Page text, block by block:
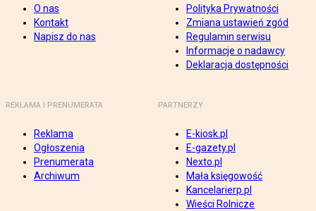
O nas
Kontakt
Napisz do nas
Polityka Prywatności
Zmiana ustawień zgód
Regulamin serwisu
Informacje o nadawcy
Deklaracja dostępności
REKLAMA I PRENUMERATA
Reklama
Ogłoszenia
Prenumerata
Archiwum
PARTNERZY
E-kiosk.pl
E-gazety.pl
Nexto.pl
Mała księgowość
Kancelarierp.pl
Wieści Rolnicze